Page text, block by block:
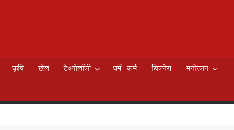
कृषि खेल टेक्नोलॉजी धर्म -कर्म बिजनेस
मनोरंजन